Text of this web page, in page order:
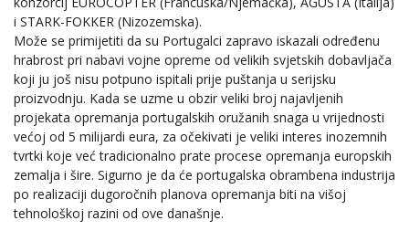
i STARK-FOKKER (Nizozemska).
Može se primijetiti da su Portugalci zapravo iskazali određenu
hrabrost pri nabavi vojne opreme od velikih svjetskih dobavljača
koji ju još nisu potpuno ispitali prije puštanja u serijsku
proizvodnju. Kada se uzme u obzir veliki broj najavljenih
projekata opremanja portugalskih oružanih snaga u vrijednosti
većoj od 5 milijardi eura, za očekivati je veliki interes inozemnih
tvrtki koje već tradicionalno prate procese opremanja europskih
zemalja i šire. Sigurno je da će portugalska obrambena industrija
po realizaciji dugoročnih planova opremanja biti na višoj
tehnološkoj razini od ove današnje.